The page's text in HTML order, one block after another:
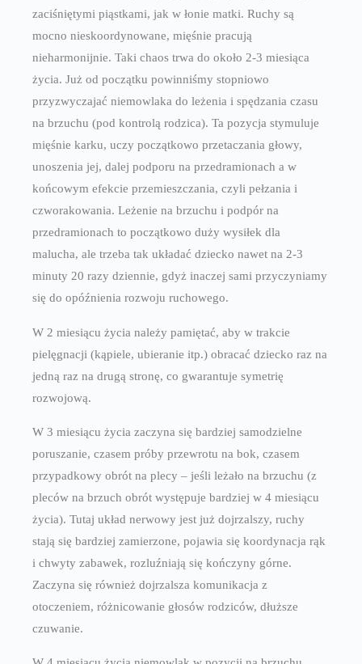
zaciśniętymi piąstkami, jak w łonie matki. Ruchy są
mocno nieskoordynowane, mięśnie pracują
nieharmonijnie. Taki chaos trwa do około 2-3 miesiąca
życia. Już od początku powinniśmy stopniowo
przyzwyczajać niemowlaka do leżenia i spędzania czasu
na brzuchu (pod kontrolą rodzica). Ta pozycja stymuluje
mięśnie karku, uczy początkowo przetaczania głowy,
unoszenia jej, dalej podporu na przedramionach a w
końcowym efekcie przemieszczania, czyli pełzania i
czworakowania. Leżenie na brzuchu i podpór na
przedramionach to początkowo duży wysiłek dla
malucha, ale trzeba tak układać dziecko nawet na 2-3
minuty 20 razy dziennie, gdyż inaczej sami przyczyniamy
się do opóźnienia rozwoju ruchowego.
W 2 miesiącu życia należy pamiętać, aby w trakcie
pielęgnacji (kąpiele, ubieranie itp.) obracać dziecko raz na
jedną raz na drugą stronę, co gwarantuje symetrię
rozwojową.
W 3 miesiącu życia zaczyna się bardziej samodzielne
poruszanie, czasem próby przewrotu na bok, czasem
przypadkowy obrót na plecy – jeśli leżało na brzuchu (z
pleców na brzuch obrót występuje bardziej w 4 miesiącu
życia). Tutaj układ nerwowy jest już dojrzalszy, ruchy
stają się bardziej zamierzone, pojawia się koordynacja rąk
i chwyty zabawek, rozluźniają się kończyny górne.
Zaczyna się również dojrzalsza komunikacja z
otoczeniem, różnicowanie głosów rodziców, dłuższe
czuwanie.